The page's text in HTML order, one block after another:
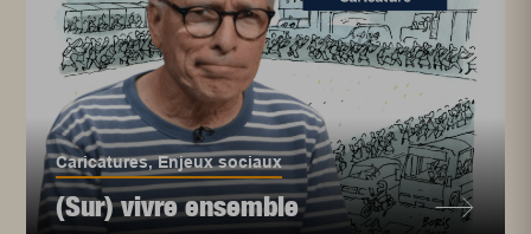
Caricatures,Enjeux sociaux
(Sur) vivre ensemble